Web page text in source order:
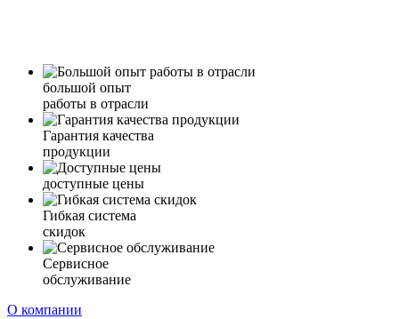
большой опыт
работы в отрасли
Гарантия качества
продукции
доступные цены
Гибкая система
скидок
Сервисное
обслуживание
О компании